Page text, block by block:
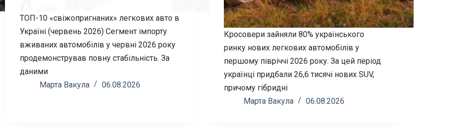
ТОП-10 «свіжопригнаних» легкових авто в
Україні (червень 2026) Сегмент імпорту
вживаних автомобілів у червні 2026 року
продемонстрував повну стабільність. За
даними
Марта Вакула
06.08.2026
Кросовери зайняли 80% українського
ринку нових легкових автомобілів у
першому півріччі 2026 року. За цей період
українці придбали 26,6 тисячі нових SUV,
причому гібридні
Марта Вакула
06.08.2026